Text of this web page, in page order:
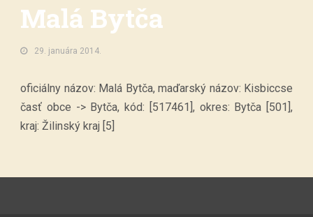
Malá Bytča
29. januára 2014.
oficiálny názov: Malá Bytča, maďarský názov: Kisbiccse
časť obce -> Bytča, kód: [517461], okres: Bytča [501],
kraj: Žilinský kraj [5]